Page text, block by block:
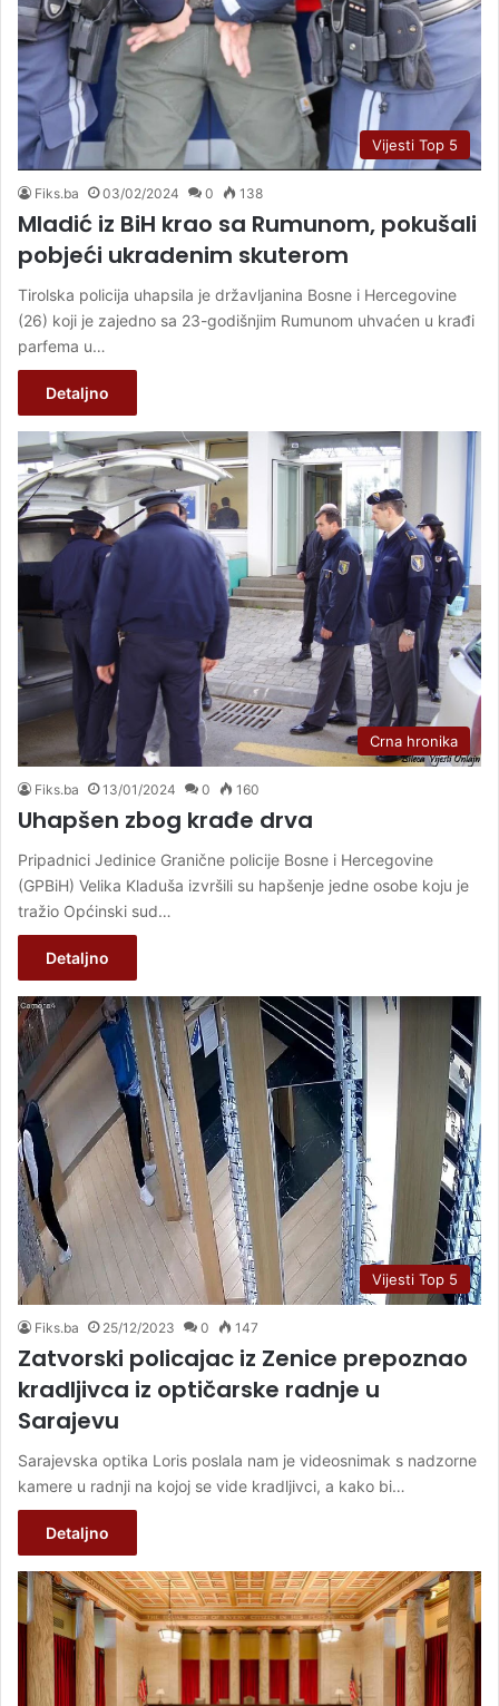
Vijesti Top 5
Fiks.ba 03/02/2024 0 138
Mladić iz BiH krao sa Rumunom, pokušali
pobjeći ukradenim skuterom
Tirolska policija uhapsila je državljanina Bosne i Hercegovine
(26) koji je zajedno sa 23-godišnjim Rumunom uhvaćen u krađi
parfema u…
Detaljno
Crna hronika
Fiks.ba 13/01/2024 0 160
Uhapšen zbog krađe drva
Pripadnici Jedinice Granične policije Bosne i Hercegovine
(GPBiH) Velika Kladuša izvršili su hapšenje jedne osobe koju je
tražio Općinski sud…
Detaljno
Vijesti Top 5
Fiks.ba 25/12/2023 0 147
Zatvorski policajac iz Zenice prepoznao
kradljivca iz optičarske radnje u
Sarajevu
Sarajevska optika Loris poslala nam je videosnimak s nadzorne
kamere u radnji na kojoj se vide kradljivci, a kako bi…
Detaljno